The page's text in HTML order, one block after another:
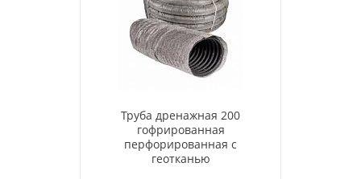
Труба дренажная 200
гофрированная
перфорированная с
геотканью